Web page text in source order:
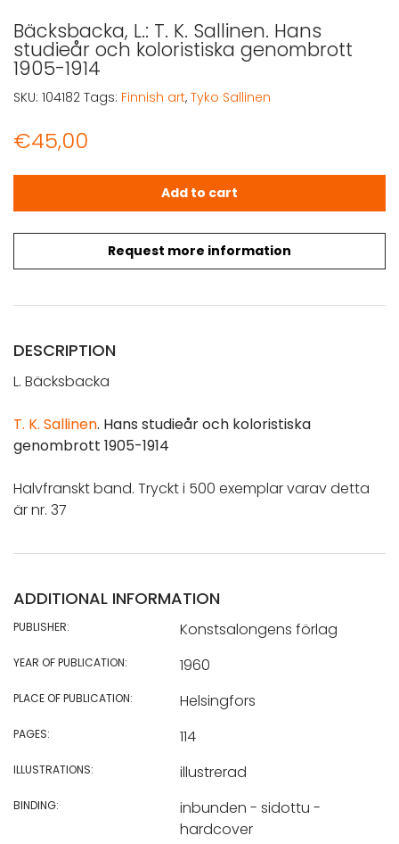
Bäcksbacka, L.: T. K. Sallinen. Hans
studieår och koloristiska genombrott
1905-1914
€45,00
Request more information
Bäcksbacka, L.: T. K. Sallinen. Hans studieår och
Add to cart
SKU: 104182 Tags: Finnish art, Tyko Sallinen
DESCRIPTION
L. Bäcksbacka
T. K. Sallinen. Hans studieår och koloristiska
genombrott 1905-1914
Halvfranskt band. Tryckt i 500 exemplar varav detta
är nr. 37
ADDITIONAL INFORMATION
PUBLISHER: Konstsalongens förlag
YEAR OF PUBLICATION: 1960
PLACE OF PUBLICATION: Helsingfors
PAGES: 114
ILLUSTRATIONS: illustrerad
BINDING:
inbunden - sidottu -
hardcover